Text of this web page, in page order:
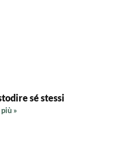
sé stessi
»